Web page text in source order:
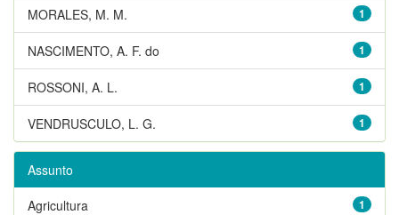
1
MORALES, M. M.
1
NASCIMENTO, A. F. do
1
ROSSONI, A. L.
1
VENDRUSCULO, L. G.
Assunto
1
Agricultura